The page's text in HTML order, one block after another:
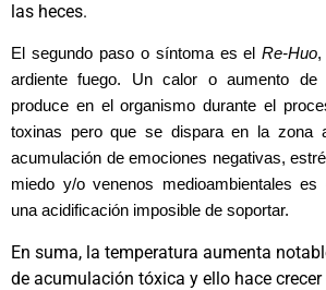
las heces.
El segundo paso o síntoma es elRe-Huo,
ardiente fuego. Un calor o aumento de
produce en el organismo durante el
toxinas pero que se dispara en la zona
acumulación de emociones negativas,
miedo y/o venenos medioambientales es
una acidificación imposible de soportar.
En suma, la temperatura aumenta
de acumulación tóxica y ello hace